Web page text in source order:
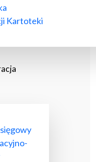
Kartoteki